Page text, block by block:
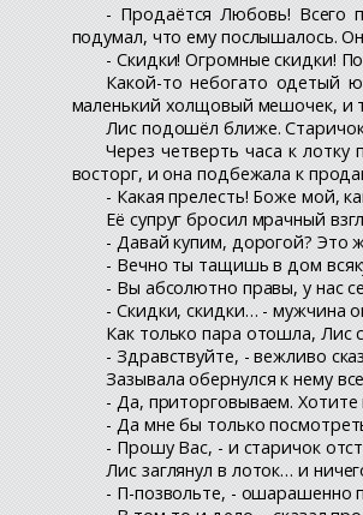
- Продаётся Любовь! Всего
подумал, что ему послышалось.
- Скидки! Огромные скидки!
Какой-то небогато одетый
маленький холщовый мешочек, и
Лис подошёл ближе.
Через четверть часа к
восторг, и она подбежала к
- Какая прелесть! Боже мой,
Её супруг бросил мрачный
- Давай купим, дорогой? Это
- Вечно ты тащишь в дом
- Вы абсолютно правы, у нас
- Скидки, скидки… - мужчина
Как только пара отошла, Лис
- Здравствуйте, - вежливо
Зазывала обернулся к нему
- Да, приторговываем. Хотите
- Да мне бы только
- Прошу Вас, - и старичок
Лис заглянул в лоток… и
- П-позвольте, - ошарашенно